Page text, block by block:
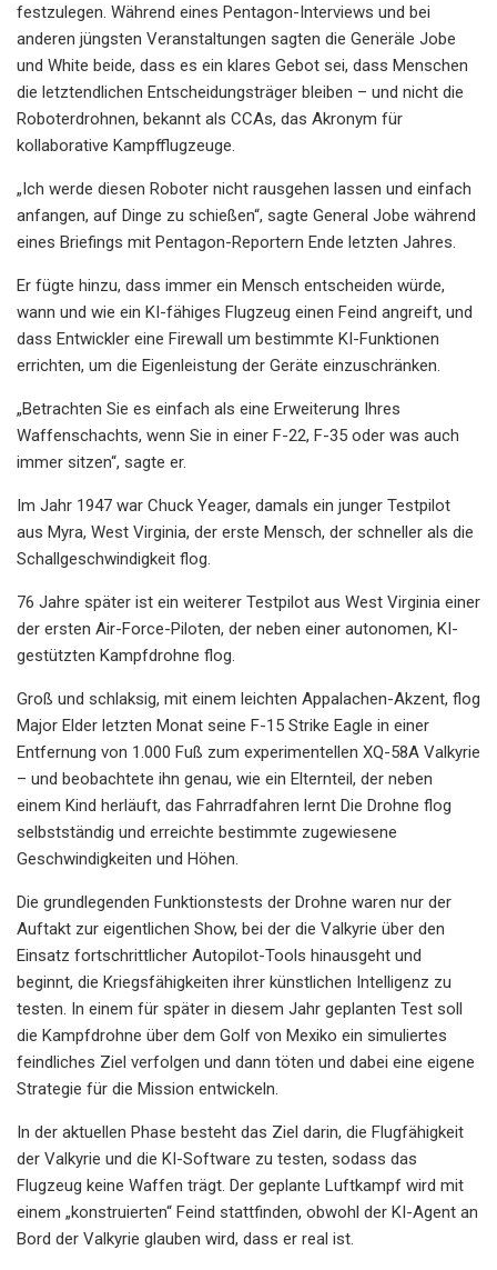
festzulegen. Während eines Pentagon-Interviews und bei
anderen jüngsten Veranstaltungen sagten die Generäle Jobe
und White beide, dass es ein klares Gebot sei, dass Menschen
die letztendlichen Entscheidungsträger bleiben – und nicht die
Roboterdrohnen, bekannt als CCAs, das Akronym für
kollaborative Kampfflugzeuge.
„Ich werde diesen Roboter nicht rausgehen lassen und einfach
anfangen, auf Dinge zu schießen“, sagte General Jobe während
eines Briefings mit Pentagon-Reportern Ende letzten Jahres.
Er fügte hinzu, dass immer ein Mensch entscheiden würde,
wann und wie ein KI-fähiges Flugzeug einen Feind angreift, und
dass Entwickler eine Firewall um bestimmte KI-Funktionen
errichten, um die Eigenleistung der Geräte einzuschränken.
„Betrachten Sie es einfach als eine Erweiterung Ihres
Waffenschachts, wenn Sie in einer F-22, F-35 oder was auch
immer sitzen“, sagte er.
Im Jahr 1947 war Chuck Yeager, damals ein junger Testpilot
aus Myra, West Virginia, der erste Mensch, der schneller als die
Schallgeschwindigkeit flog.
76 Jahre später ist ein weiterer Testpilot aus West Virginia einer
der ersten Air-Force-Piloten, der neben einer autonomen, KI-
gestützten Kampfdrohne flog.
Groß und schlaksig, mit einem leichten Appalachen-Akzent, flog
Major Elder letzten Monat seine F-15 Strike Eagle in einer
Entfernung von 1.000 Fuß zum experimentellen XQ-58A Valkyrie
– und beobachtete ihn genau, wie ein Elternteil, der neben
einem Kind herläuft, das Fahrradfahren lernt Die Drohne flog
selbstständig und erreichte bestimmte zugewiesene
Geschwindigkeiten und Höhen.
Die grundlegenden Funktionstests der Drohne waren nur der
Auftakt zur eigentlichen Show, bei der die Valkyrie über den
Einsatz fortschrittlicher Autopilot-Tools hinausgeht und
beginnt, die Kriegsfähigkeiten ihrer künstlichen Intelligenz zu
testen. In einem für später in diesem Jahr geplanten Test soll
die Kampfdrohne über dem Golf von Mexiko ein simuliertes
feindliches Ziel verfolgen und dann töten und dabei eine eigene
Strategie für die Mission entwickeln.
In der aktuellen Phase besteht das Ziel darin, die Flugfähigkeit
der Valkyrie und die KI-Software zu testen, sodass das
Flugzeug keine Waffen trägt. Der geplante Luftkampf wird mit
einem „konstruierten“ Feind stattfinden, obwohl der KI-Agent an
Bord der Valkyrie glauben wird, dass er real ist.